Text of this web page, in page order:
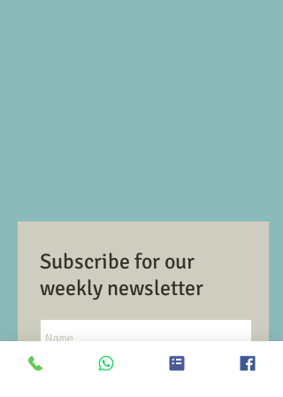
Subscribe for our
weekly newsletter